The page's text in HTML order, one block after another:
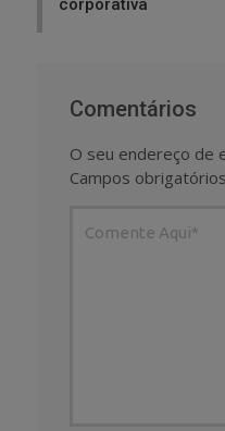
corporativa
Comentários
O seu endereço de
Campos